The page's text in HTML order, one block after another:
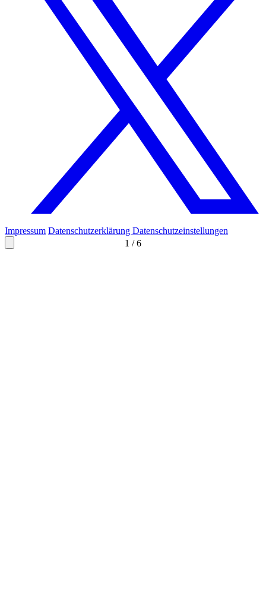
1 /6
Impressum Datenschutzerklärung Datenschutzeinstellungen